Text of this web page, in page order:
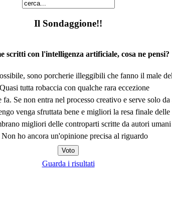
Il Sondaggione!!
scritti con l'intelligenza artificiale, cosa ne pensi?
sono porcherie illeggibili che fanno il male
Quasi tutta robaccia con qualche rara eccezione
Se non entra nel processo creativo e serve solo
venga sfruttata bene e migliori la resa finale delle
migliori delle controparti scritte da autori umani
Non ho ancora un'opinione precisa al riguardo
Guarda i risultati